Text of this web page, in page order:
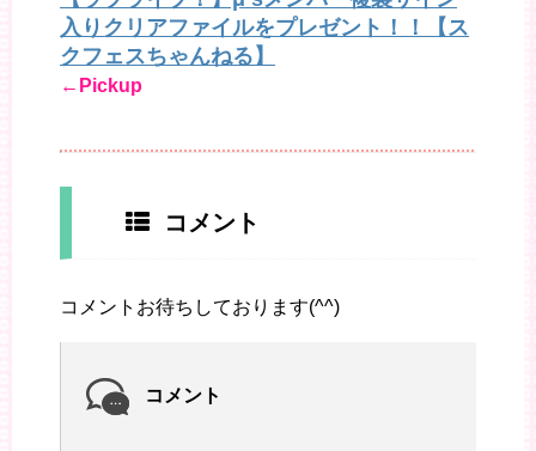
入りクリアファイルをプレゼント！！【ス
クフェスちゃんねる】
←Pickup
コメント
コメントお待ちしております(^^)
コメント